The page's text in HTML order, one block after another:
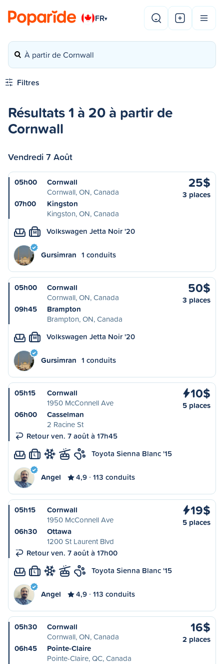
FR▾
À partir de Cornwall
Filtres
Résultats 1 à 20 à partir de
Cornwall
Vendredi 7 Août
05h00
Cornwall
Cornwall, ON, Canada
07h00
Kingston
Kingston, ON, Canada
25$
3 places
M Volkswagen Jetta Noir '20
Gursimran 1 conduits
05h00
Cornwall
Cornwall, ON, Canada
09h45
Brampton
Brampton, ON, Canada
50$
3 places
M Volkswagen Jetta Noir '20
Gursimran 1 conduits
05h15
Cornwall
1950 McConnell Ave
06h00
Casselman
2 Racine St
Retour ven. 7 août à 17h45
10$
5 places
L Toyota Sienna Blanc '15
Angel 4,9 113 conduits
05h15
Cornwall
1950 McConnell Ave
06h30
Ottawa
1200 St Laurent Blvd
Retour ven. 7 août à 17h00
19$
5 places
L Toyota Sienna Blanc '15
Angel 4,9 113 conduits
05h30
Cornwall
Cornwall, ON, Canada
06h45
Pointe-Claire
Pointe-Claire, QC, Canada
16$
2 places